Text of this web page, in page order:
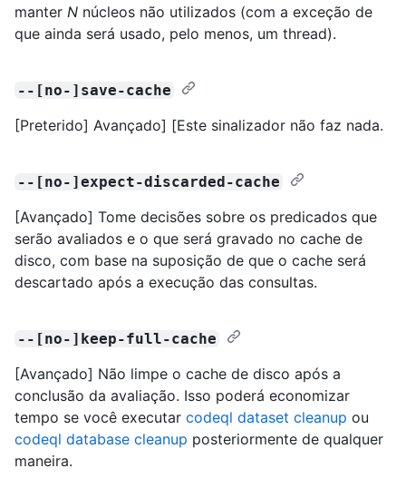
manter N núcleos não utilizados (com a exceção de
que ainda será usado, pelo menos, um thread).
--[no-]save-cache
[Preterido] Avançado] [Este sinalizador não faz nada.
--[no-]expect-discarded-cache
[Avançado] Tome decisões sobre os predicados que
serão avaliados e o que será gravado no cache de
disco, com base na suposição de que o cache será
descartado após a execução das consultas.
--[no-]keep-full-cache
[Avançado] Não limpe o cache de disco após a
conclusão da avaliação. Isso poderá economizar
tempo se você executar codeql dataset cleanup ou
codeql database cleanup posteriormente de qualquer
maneira.